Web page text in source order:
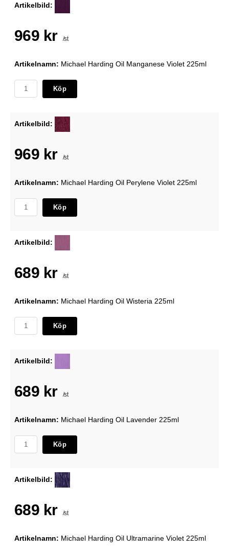
Artikelbild:
969 kr /st
Artikelnamn: Michael Harding Oil Manganese Violet 225ml
Köp
Artikelbild:
969 kr /st
Artikelnamn: Michael Harding Oil Perylene Violet 225ml
Köp
Artikelbild:
689 kr /st
Artikelnamn: Michael Harding Oil Wisteria 225ml
Köp
Artikelbild:
689 kr /st
Artikelnamn: Michael Harding Oil Lavender 225ml
Köp
Artikelbild:
689 kr /st
Artikelnamn: Michael Harding Oil Ultramarine Violet 225ml